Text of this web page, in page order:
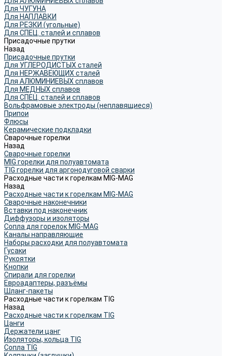
Для ЧУГУНА
Для НАПЛАВКИ
Для РЕЗКИ (угольные)
Для СПЕЦ. сталей и сплавов
Присадочные прутки
Назад
Присадочные прутки
Для УГЛЕРОДИСТЫХ сталей
Для НЕРЖАВЕЮЩИХ сталей
Для АЛЮМИНИЕВЫХ сплавов
Для МЕДНЫХ сплавов
Для СПЕЦ. сталей и сплавов
Вольфрамовые электроды (неплавящиеся)
Припои
Флюсы
Керамические подкладки
Сварочные горелки
Назад
Сварочные горелки
MIG горелки для полуавтомата
TIG горелки для аргонодуговой сварки
Расходные части к горелкам MIG-MAG
Назад
Расходные части к горелкам MIG-MAG
Сварочные наконечники
Вставки под наконечник
Диффузоры и изоляторы
Сопла для горелок MIG-MAG
Каналы направляющие
Наборы расходки для полуавтомата
Гусаки
Рукоятки
Кнопки
Спирали для горелки
Евроадаптеры, разъёмы
Шланг-пакеты
Расходные части к горелкам TIG
Назад
Расходные части к горелкам TIG
Цанги
Держатели цанг
Изоляторы, кольца TIG
Сопла TIG